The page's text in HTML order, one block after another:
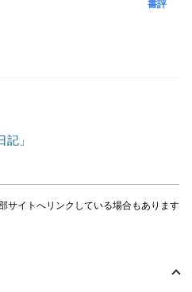
書評
」
サイトへリンクしている場合もあります